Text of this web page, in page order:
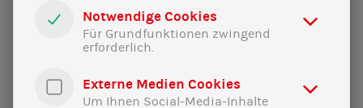
AKWs im Sommer 2022 und den Ukrainekrieg nie gegeben.
Sie ignorieren, dass die Kosten für Strom aus Windrädern
rund halb so hoch sind wie bei AKWs – wenn man korrekt
wissenschaftlichen Erkenntnissen zum Klimawandel gibt,
Notwendige Cookies
Für Grundfunktionen zwingend
erforderlich.
Externe Medien Cookies
Um Ihnen Social-Media-Inhalte